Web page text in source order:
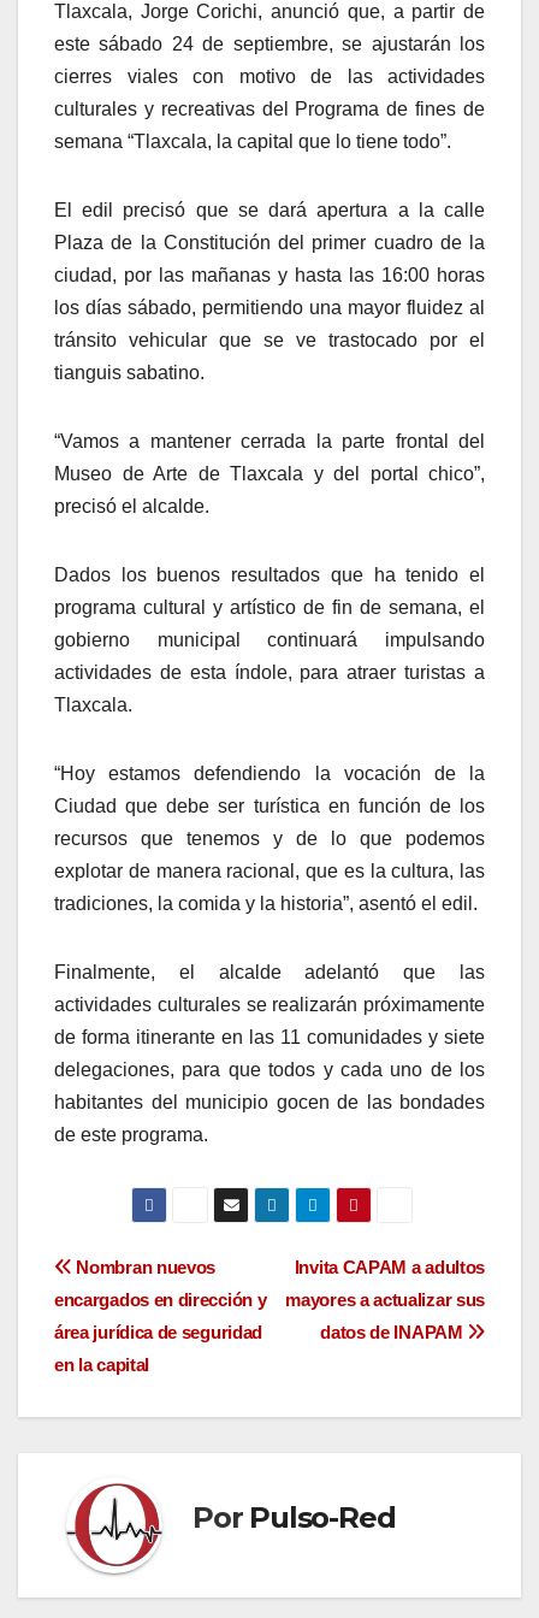
Tlaxcala, Jorge Corichi, anunció que, a partir de
este sábado 24 de septiembre, se ajustarán los
cierres viales con motivo de las actividades
culturales y recreativas del Programa de fines de
semana “Tlaxcala, la capital que lo tiene todo”.
El edil precisó que se dará apertura a la calle
Plaza de la Constitución del primer cuadro de la
ciudad, por las mañanas y hasta las 16:00 horas
los días sábado, permitiendo una mayor fluidez al
tránsito vehicular que se ve trastocado por el
tianguis sabatino.
“Vamos a mantener cerrada la parte frontal del
Museo de Arte de Tlaxcala y del portal chico”,
precisó el alcalde.
Dados los buenos resultados que ha tenido el
programa cultural y artístico de fin de semana, el
gobierno municipal continuará impulsando
actividades de esta índole, para atraer turistas a
Tlaxcala.
“Hoy estamos defendiendo la vocación de la
Ciudad que debe ser turística en función de los
recursos que tenemos y de lo que podemos
explotar de manera racional, que es la cultura, las
tradiciones, la comida y la historia”, asentó el edil.
Finalmente, el alcalde adelantó que las
actividades culturales se realizarán próximamente
de forma itinerante en las 11 comunidades y siete
delegaciones, para que todos y cada uno de los
habitantes del municipio gocen de las bondades
de este programa.
Navegación
de
entradas
Invita CAPAM a adultos
mayores a actualizar sus
datos de INAPAM
Nombran nuevos
encargados en dirección y
área jurídica de seguridad
en la capital
Por Pulso-Red